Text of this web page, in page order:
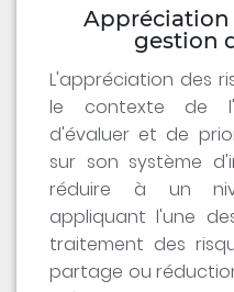
Appréciation
gestion
L'appréciation des
le contexte de
d'évaluer et de
sur son système
réduire à un
appliquant l'une
traitement des
partage ou